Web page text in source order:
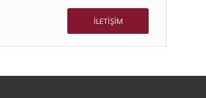
İLETİŞİM